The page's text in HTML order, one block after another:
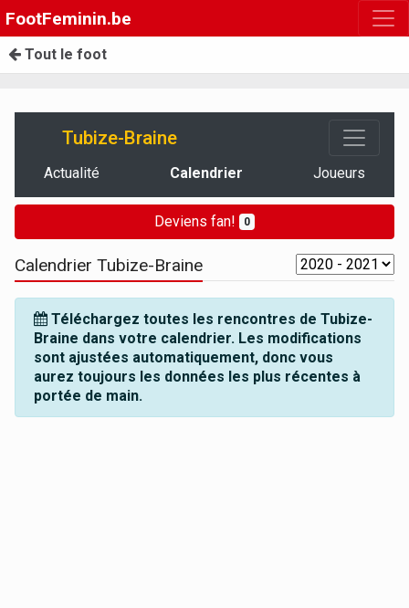
FootFeminin.be
Tout le foot
Tubize-Braine
Actualité Calendrier Joueurs
Deviens fan! 0
Calendrier Tubize-Braine
Téléchargez toutes les rencontres de Tubize-
Braine dans votre calendrier. Les modifications
sont ajustées automatiquement, donc vous
aurez toujours les données les plus récentes à
portée de main.